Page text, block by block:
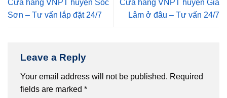
Cửa hàng VNPT huyện Sóc
Sơn – Tư vấn lắp đặt 24/7
Cửa hàng VNPT huyện Gia
Lâm ở đâu – Tư vấn 24/7
Leave a Reply
Your email address will not be published. Required
fields are marked *